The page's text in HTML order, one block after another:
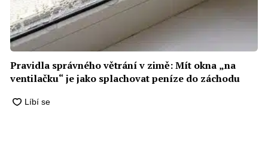
Pravidla správného větrání v zimě: Mít okna „na
ventilačku“ je jako splachovat peníze do záchodu